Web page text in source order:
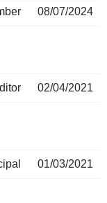
08/07/2024
02/04/2021
01/03/2021